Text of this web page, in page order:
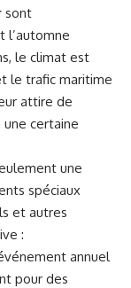
sont
l’automne
le climat est
le trafic maritime
attire de
certaine
une
spéciaux
et autres
:
annuel
pour des